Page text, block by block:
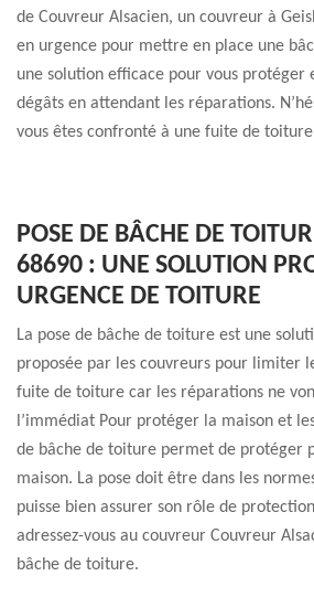
de Couvreur Alsacien, un couvreur à
en urgence pour mettre en place une
une solution efficace pour vous
dégâts en attendant les réparations.
vous êtes confronté à une fuite de
POSE DE BÂCHE DE
68690 : UNE SOLUTION
URGENCE DE TOITURE
La pose de bâche de toiture est une
proposée par les couvreurs pour limiter
fuite de toiture car les réparations ne
l’immédiat Pour protéger la maison et
de bâche de toiture permet de protéger
maison. La pose doit être dans les
puisse bien assurer son rôle de
adressez-vous au couvreur Couvreur
bâche de toiture.